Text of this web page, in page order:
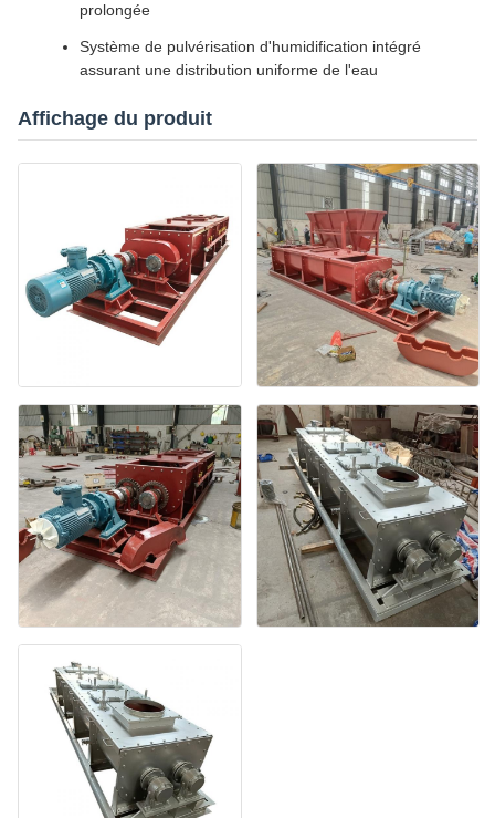
prolongée
Système de pulvérisation d'humidification intégré
assurant une distribution uniforme de l'eau
Affichage du produit